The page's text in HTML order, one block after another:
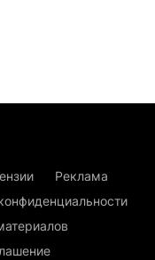
Реклама